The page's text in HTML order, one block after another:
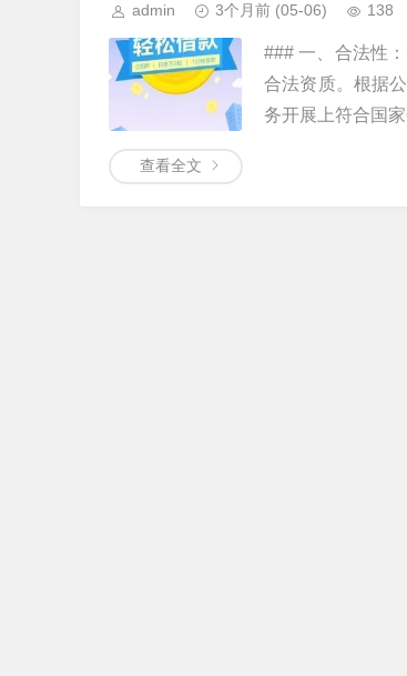
admin 3个月前 (05-06) 138
### 一、合法性
合法资质。根据
务开展上符合国
查看全文